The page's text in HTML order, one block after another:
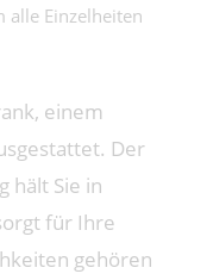
alle Einzelheiten
einem
Der
hält Sie in
für Ihre
gehören